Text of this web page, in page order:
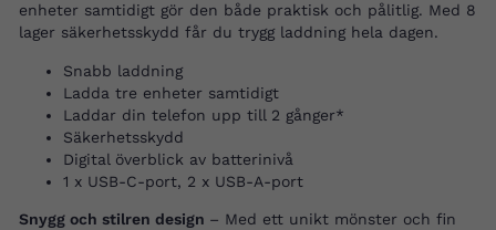
enheter samtidigt gör den både praktisk och pålitlig. Med 8
lager säkerhetsskydd får du trygg laddning hela dagen.
Snabb laddning
Ladda tre enheter samtidigt
Laddar din telefon upp till 2 gånger*
Säkerhetsskydd
Digital överblick av batterinivå
1 x USB-C-port, 2 x USB-A-port
Snygg och stilren design – Med ett unikt mönster och fin